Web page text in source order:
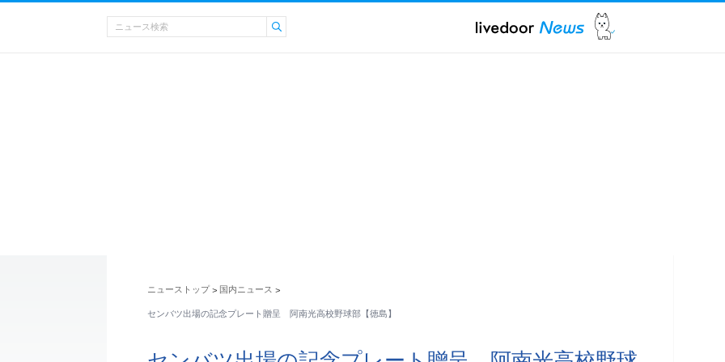
ニューストップ > 国内ニュース >
センバツ出場の記念プレート贈呈 阿南光高校野球部【徳島】